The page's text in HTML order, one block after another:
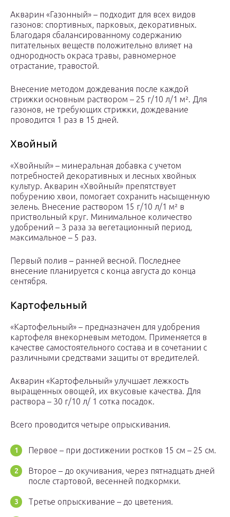
Акварин «Газонный» – подходит для всех видов
газонов: спортивных, парковых, декоративных.
Благодаря сбалансированному содержанию
питательных веществ положительно влияет на
однородность окраса травы, равномерное
отрастание, травостой.
Внесение методом дождевания после каждой
стрижки основным раствором – 25 г/10 л/1 м². Для
газонов, не требующих стрижки, дождевание
проводится 1 раз в 15 дней.
Хвойный
«Хвойный» – минеральная добавка с учетом
потребностей декоративных и лесных хвойных
культур. Акварин «Хвойный» препятствует
побурению хвои, помогает сохранить насыщенную
зелень. Внесение раствором 15 г/10 л/1 м² в
приствольный круг. Минимальное количество
удобрений – 3 раза за вегетационный период,
максимальное – 5 раз.
Первый полив – ранней весной. Последнее
внесение планируется с конца августа до конца
сентября.
Картофельный
«Картофельный» – предназначен для удобрения
картофеля внекорневым методом. Применяется в
качестве самостоятельного состава и в сочетании с
различными средствами защиты от вредителей.
Акварин «Картофельный» улучшает лежкость
выращенных овощей, их вкусовые качества. Для
раствора – 30 г/10 л/ 1 сотка посадок.
Всего проводится четыре опрыскивания.
Первое – при достижении ростков 15 см – 25 см.
Второе – до окучивания, через пятнадцать дней
после стартовой, весенней подкормки.
Третье опрыскивание – до цветения.